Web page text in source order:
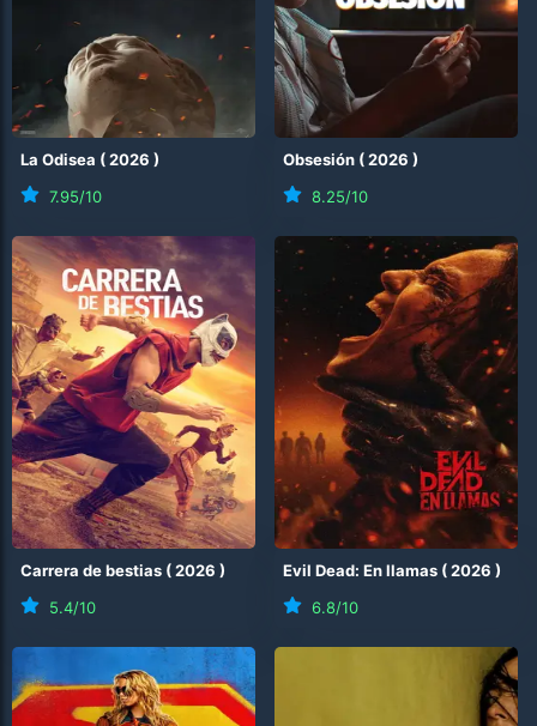
La Odisea (2026 )
7.95/10
Obsesión (2026 )
8.25/10
Carrera de bestias (2026 )
5.4/10
Evil Dead: En llamas (2026 )
6.8/10